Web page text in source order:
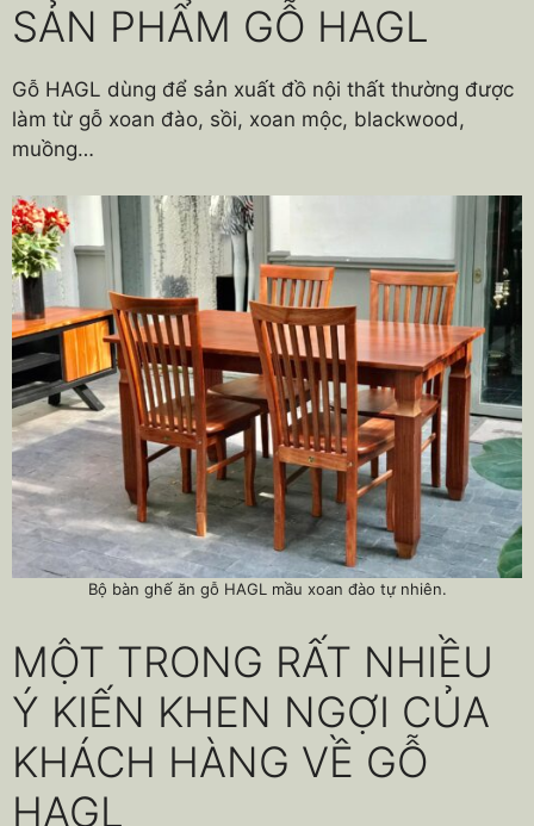
SẢN PHẨM GỖ HAGL
Gỗ HAGL dùng để sản xuất đồ nội thất thường được
làm từ gỗ xoan đào, sồi, xoan mộc, blackwood,
muồng…
Bộ bàn ghế ăn gỗ HAGL mầu xoan đào tự nhiên.
MỘT TRONG RẤT NHIỀU
Ý KIẾN KHEN NGỢI CỦA
KHÁCH HÀNG VỀ GỖ
HAGL